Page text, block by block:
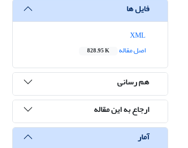
فایل ها
اصل مقاله
828.95 K
هم رسانی
ارجاع به این مقاله
آمار